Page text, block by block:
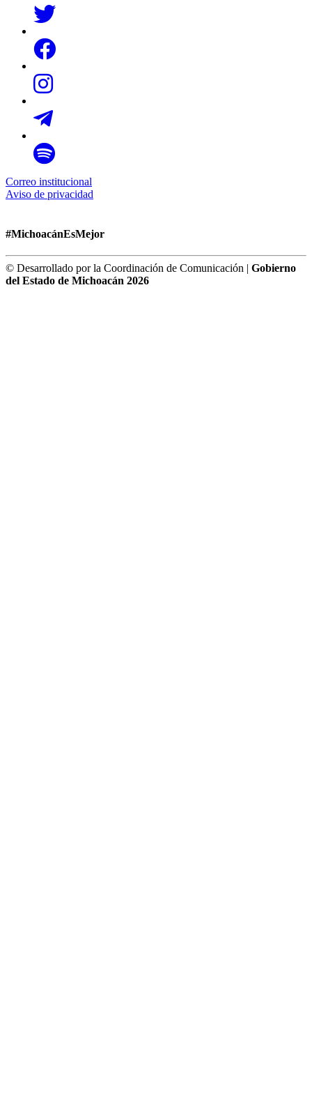
Correo institucional
Aviso de privacidad
#MichoacánEsMejor
© Desarrollado por la Coordinación de Comunicación | Gobierno
del Estado de Michoacán 2026